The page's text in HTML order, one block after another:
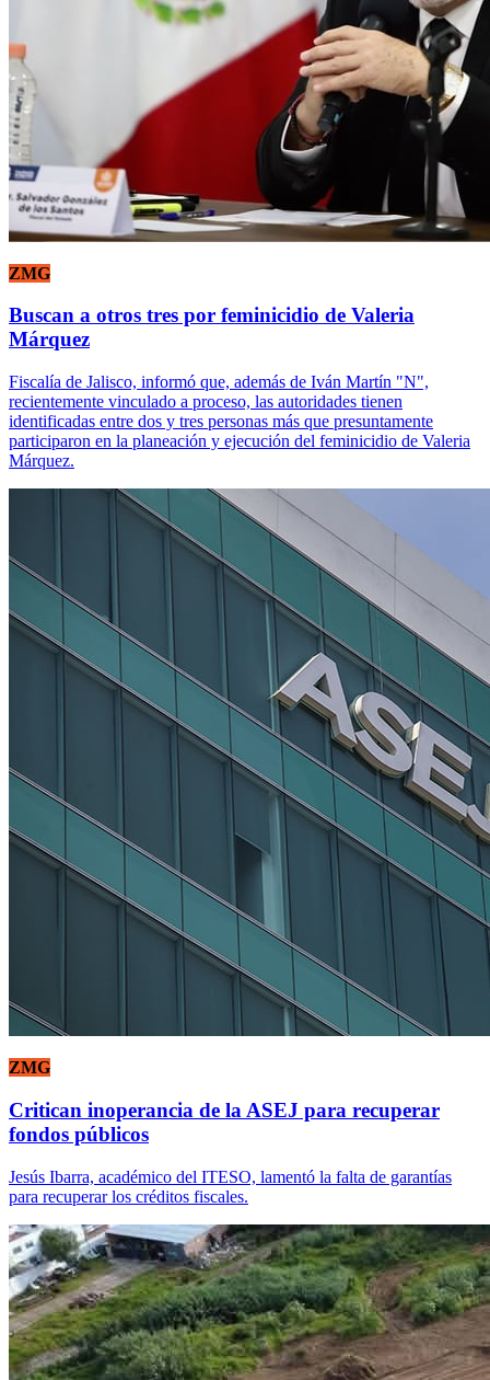
ZMG
Buscan a otros tres por feminicidio de Valeria
Márquez
Fiscalía de Jalisco, informó que, además de Iván Martín "N",
recientemente vinculado a proceso, las autoridades tienen
identificadas entre dos y tres personas más que presuntamente
participaron en la planeación y ejecución del feminicidio de Valeria
Márquez.
ZMG
Critican inoperancia de la ASEJ para recuperar
fondos públicos
Jesús Ibarra, académico del ITESO, lamentó la falta de garantías
para recuperar los créditos fiscales.